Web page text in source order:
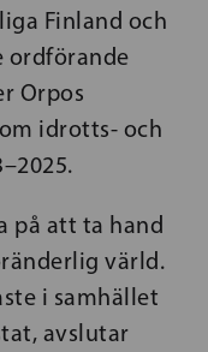
Finland och
ordförande
Orpos
idrotts- och
på att ta hand
värld.
i samhället
avslutar